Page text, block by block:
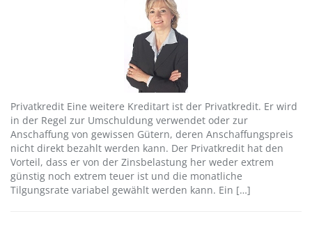
Privatkredit Eine weitere Kreditart ist der Privatkredit. Er wird
in der Regel zur Umschuldung verwendet oder zur
Anschaffung von gewissen Gütern, deren Anschaffungspreis
nicht direkt bezahlt werden kann. Der Privatkredit hat den
Vorteil, dass er von der Zinsbelastung her weder extrem
günstig noch extrem teuer ist und die monatliche
Tilgungsrate variabel gewählt werden kann. Ein […]